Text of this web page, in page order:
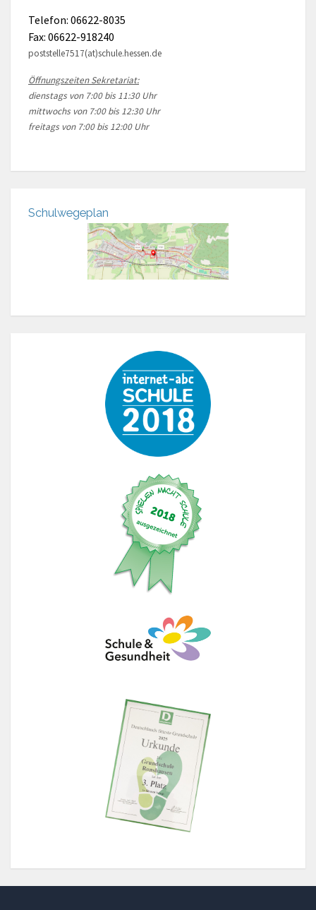
Telefon: 06622-8035
Fax: 06622-918240
poststelle7517(at)schule.hessen.de
Öffnungszeiten Sekretariat:
dienstags von 7:00 bis 11:30 Uhr
mittwochs von 7:00 bis 12:30 Uhr
freitags von 7:00 bis 12:00 Uhr
Schulwegeplan